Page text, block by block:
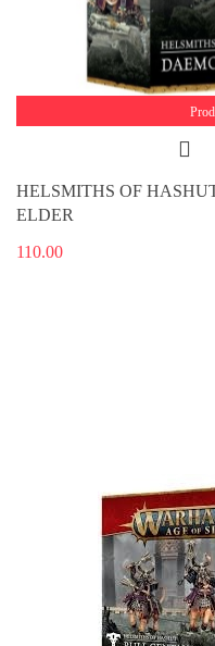
HELSMITHS OF
ELDER
110.00